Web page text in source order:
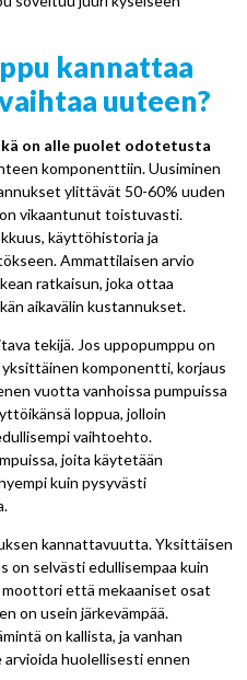
kannattaa
uuteen?
on alle puolet odotetusta
komponenttiin. Uusiminen
ylittävät 50-60% uuden
vikaantunut toistuvasti.
käyttöhistoria ja
Ammattilaisen arvio
ratkaisun, joka ottaa
aikavälin kustannukset.
tekijä. Jos uppopumppu on
komponentti, korjaus
vuotta vanhoissa pumpuissa
loppua, jolloin
vaihtoehto.
joita käytetään
kuin pysyvästi
kannattavuutta. Yksittäisen
on selvästi edullisempaa kuin
moottori että mekaaniset osat
on usein järkevämpää.
on kallista, ja vanhan
huolellisesti ennen